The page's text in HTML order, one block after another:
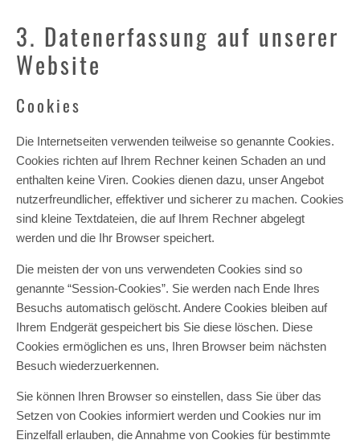
3. Datenerfassung auf unserer
Website
Cookies
Die Internetseiten verwenden teilweise so genannte Cookies.
Cookies richten auf Ihrem Rechner keinen Schaden an und
enthalten keine Viren. Cookies dienen dazu, unser Angebot
nutzerfreundlicher, effektiver und sicherer zu machen. Cookies
sind kleine Textdateien, die auf Ihrem Rechner abgelegt
werden und die Ihr Browser speichert.
Die meisten der von uns verwendeten Cookies sind so
genannte “Session-Cookies”. Sie werden nach Ende Ihres
Besuchs automatisch gelöscht. Andere Cookies bleiben auf
Ihrem Endgerät gespeichert bis Sie diese löschen. Diese
Cookies ermöglichen es uns, Ihren Browser beim nächsten
Besuch wiederzuerkennen.
Sie können Ihren Browser so einstellen, dass Sie über das
Setzen von Cookies informiert werden und Cookies nur im
Einzelfall erlauben, die Annahme von Cookies für bestimmte